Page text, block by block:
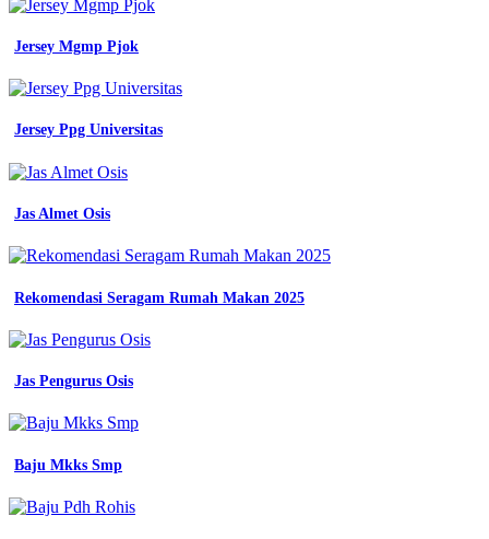
Jersey Mgmp Pjok
Jersey Ppg Universitas
Jas Almet Osis
Rekomendasi Seragam Rumah Makan 2025
Jas Pengurus Osis
Baju Mkks Smp